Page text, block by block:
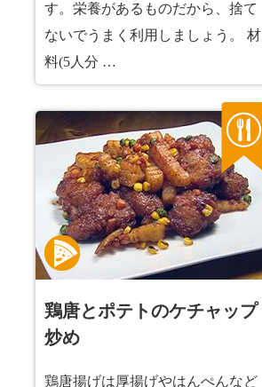
す。栄養があるものだから、捨て
ないでうまく利用しましょう。 材
料(5人分 …
鶏唐とポテトのケチャップ
炒め
鶏唐揚げは厚揚げやはんぺんなど